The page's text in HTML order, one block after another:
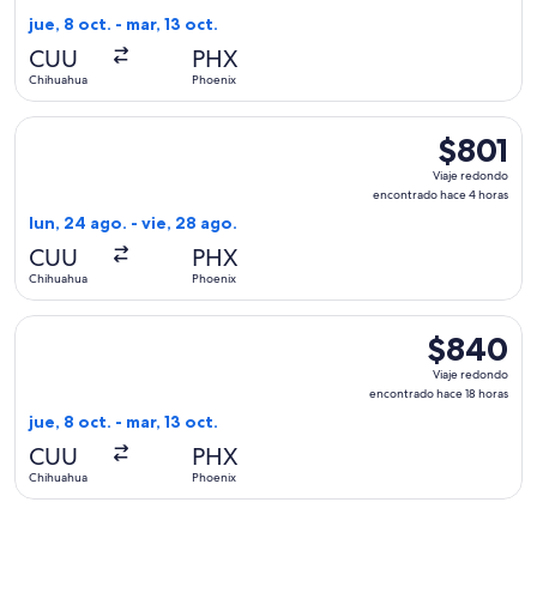
jue, 8 oct. - mar, 13 oct.
CUU
Chihuahua
PHX
Phoenix
$801
Viaje
redondo,
$801
Viaje redondo
encontrado hace 4 horas
lun, 24 ago. - vie, 28 ago.
CUU
Chihuahua
PHX
Phoenix
Seleccionar vuelo de Aeromexico, con salida el lun, 24
$840
Viaje
redondo,
$840
Viaje redondo
encontrado hace 18 horas
jue, 8 oct. - mar, 13 oct.
CUU
Chihuahua
PHX
Phoenix
Seleccionar vuelo de Delta, con salida el jue, 8 oct. desde